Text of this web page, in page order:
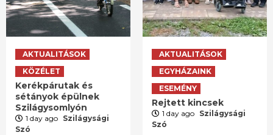
AKTUALITÁSOK
KÖZÉLET
Kerékpárutak és
sétányok épülnek
Szilágysomlyón
1 day ago Szilágysági
Szó
AKTUALITÁSOK
EGYHÁZAINK
ESEMÉNY
Rejtett kincsek
1 day ago Szilágysági
Szó